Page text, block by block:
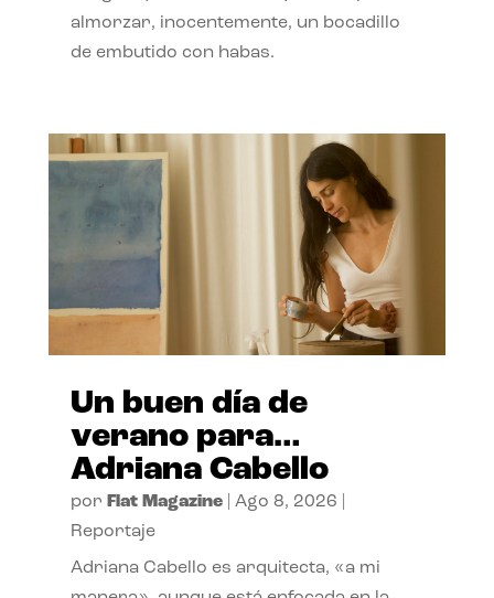
almorzar, inocentemente, un bocadillo
de embutido con habas.
Un buen día de
verano para…
Adriana Cabello
por Flat Magazine| Ago 8, 2026
Reportaje
Adriana Cabello es arquitecta, «a mi